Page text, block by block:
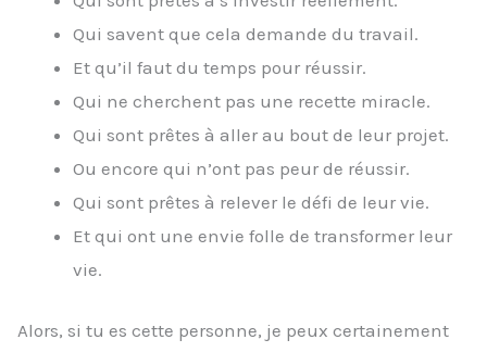
Qui savent que cela demande du travail.
Et qu’il faut du temps pour réussir.
Qui ne cherchent pas une recette miracle.
Qui sont prêtes à aller au bout de leur projet.
Ou encore qui n’ont pas peur de réussir.
Qui sont prêtes à relever le défi de leur vie.
Et qui ont une envie folle de transformer leur
vie.
Alors, si tu es cette personne, je peux certainement